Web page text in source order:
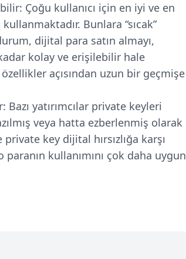
Çoğu kullanıcı için en iyi ve en
Bunlara “sıcak”
dijital para satın almayı,
kolay ve erişilebilir hale
açısından uzun bir geçmişe
yatırımcılar private keyleri
veya hatta ezberlenmiş olarak
key dijital hırsızlığa karşı
kullanımını çok daha uygun